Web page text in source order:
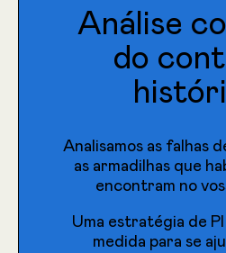
Análise
do
Analisamos as falhas
as armadilhas que
encontram no
Uma estratégia de
medida para se